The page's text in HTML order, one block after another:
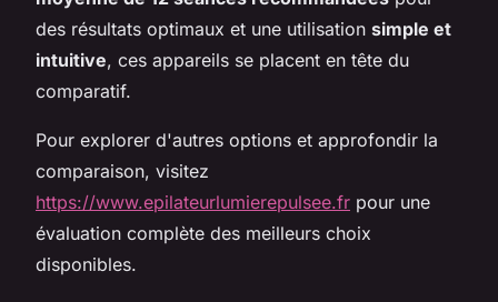
des résultats optimaux et une utilisation simple et
intuitive, ces appareils se placent en tête du
comparatif.
Pour explorer d'autres options et approfondir la
comparaison, visitez
https://www.epilateurlumierepulsee.fr pour une
évaluation complète des meilleurs choix
disponibles.